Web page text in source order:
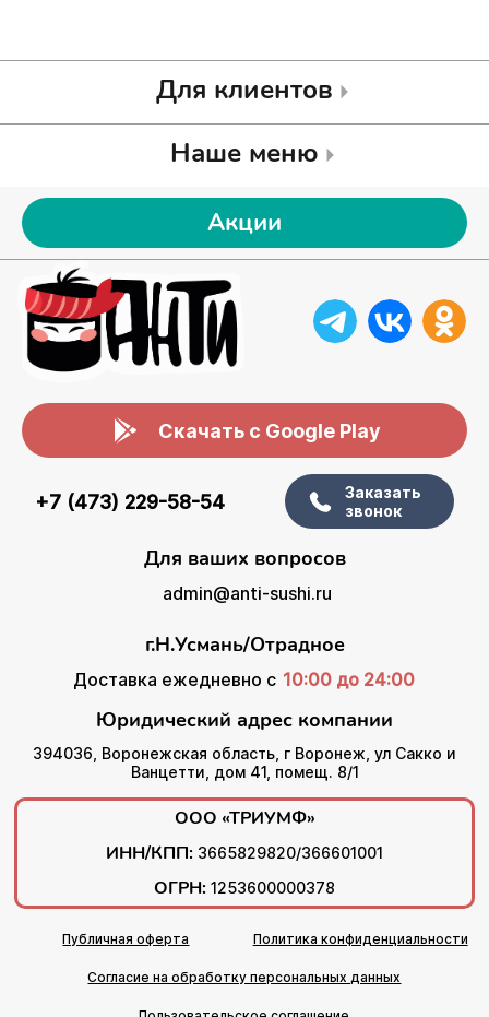
Для клиентов
Наше меню
Акции
Скачать с Google Play
+7 (473) 229-58-54
Заказать
звонок
Для ваших вопросов
admin@anti-sushi.ru
г.Н.Усмань/Отрадное
Доставка ежедневно с 10:00 до 24:00
Юридический адрес компании
394036, Воронежская область, г Воронеж, ул Сакко и
Ванцетти, дом 41, помещ. 8/1
ООО «ТРИУМФ»
ИНН/КПП: 3665829820/366601001
ОГРН: 1253600000378
Публичная оферта Политика конфиденциальности
Согласие на обработку персональных данных